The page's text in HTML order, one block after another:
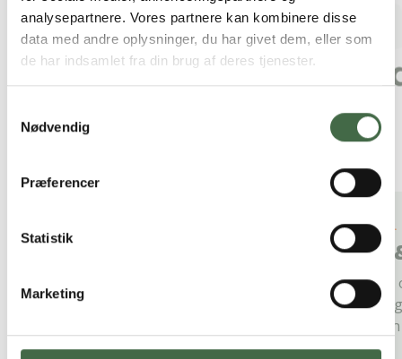
analysepartnere. Vores partnere kan kombinere disse
data med andre oplysninger, du har givet dem, eller som
de har indsamlet fra din brug af deres tjenester.
Nødvendig
Præferencer
Statistik
Marketing
Må du ignorere chefen, når
Hvad skal du gøre, hvis du får en
hvad nu, hvis du bliver...
26.
Få